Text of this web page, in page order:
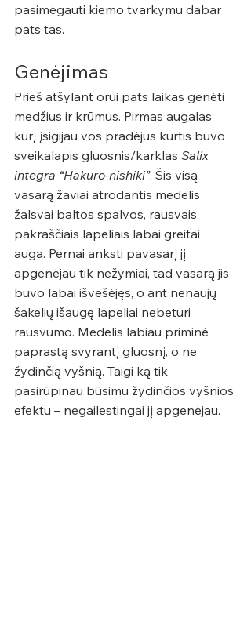
pasimėgauti kiemo tvarkymu dabar
pats tas.
Genėjimas
Prieš atšylant orui pats laikas genėti
medžius ir krūmus. Pirmas augalas
kurį įsigijau vos pradėjus kurtis buvo
sveikalapis gluosnis/karklas Salix
integra “Hakuro-nishiki”. Šis visą
vasarą žaviai atrodantis medelis
žalsvai baltos spalvos, rausvais
pakraščiais lapeliais labai greitai
auga. Pernai anksti pavasarį jį
apgenėjau tik nežymiai, tad vasarą jis
buvo labai išvešėjęs, o ant nenaujų
šakelių išaugę lapeliai nebeturi
rausvumo. Medelis labiau priminė
paprastą svyrantį gluosnį, o ne
žydinčią vyšnią. Taigi ką tik
pasirūpinau būsimu žydinčios vyšnios
efektu – negailestingai jį apgenėjau.